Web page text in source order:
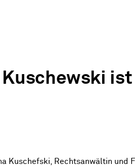
ist
Kuschefski, Rechtsanwältin